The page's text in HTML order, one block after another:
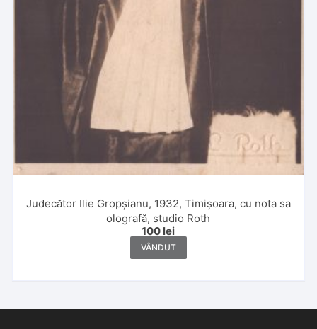
Judecător Ilie Gropșianu, 1932, Timișoara, cu nota sa
olografă, studio Roth
100 lei
VÂNDUT